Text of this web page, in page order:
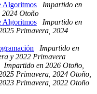
Algoritmos
Impartido en
Otoño
Algoritmos
Impartido en
Primavera, 2024
Impartido en
y 2022 Primavera
Impartido en 2026 Otoño,
Primavera, 2024 Otoño,
Primavera, 2022 Otoño